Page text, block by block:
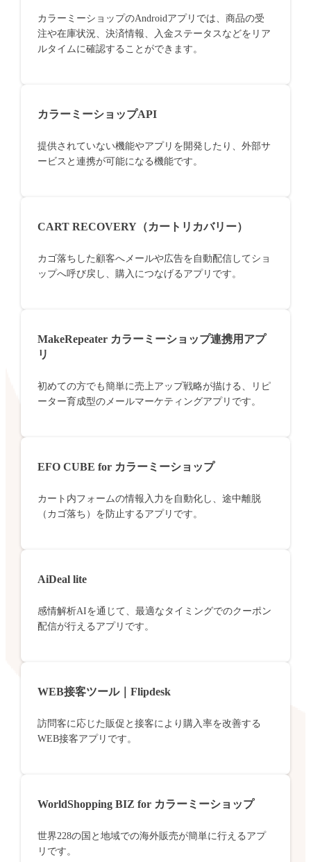
カラーミーショップのAndroidアプリでは、商品の受
注や在庫状況、決済情報、入金ステータスなどをリア
ルタイムに確認することができます。
カラーミーショップAPI
提供されていない機能やアプリを開発したり、外部サ
ービスと連携が可能になる機能です。
CART RECOVERY（カートリカバリー）
カゴ落ちした顧客へメールや広告を自動配信してショ
ップへ呼び戻し、購入につなげるアプリです。
MakeRepeater カラーミーショップ連携用アプ
リ
初めての方でも簡単に売上アップ戦略が描ける、リピ
ーター育成型のメールマーケティングアプリです。
EFO CUBE for カラーミーショップ
カート内フォームの情報入力を自動化し、途中離脱
（カゴ落ち）を防止するアプリです。
AiDeal lite
感情解析AIを通じて、最適なタイミングでのクーポン
配信が行えるアプリです。
WEB接客ツール｜Flipdesk
訪問客に応じた販促と接客により購入率を改善する
WEB接客アプリです。
WorldShopping BIZ for カラーミーショップ
世界228の国と地域での海外販売が簡単に行えるアプ
リです。